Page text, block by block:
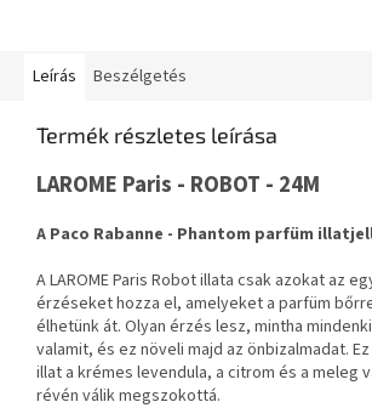
Leírás Beszélgetés
Termék részletes leírása
LAROME Paris - ROBOT - 24M
A Paco Rabanne - Phantom parfüm
A LAROME Paris Robot illata csak azokat az
érzéseket hozza el, amelyeket a parfüm
élhetünk át. Olyan érzés lesz, mintha
valamit, és ez növeli majd az önbizalmadat.
illat a krémes levendula, a citrom és a meleg
révén válik megszokottá.